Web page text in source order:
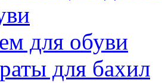
для обуви
для бахил